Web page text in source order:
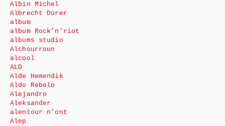
Albin Michel
Albrecht Dürer
album
album Rock’n’riot
albums studio
Alchourroun
alcool
ALD
Alde Hemendik
Aldo Rebelo
Alejandro
Aleksander
alentour n’ont
Alep